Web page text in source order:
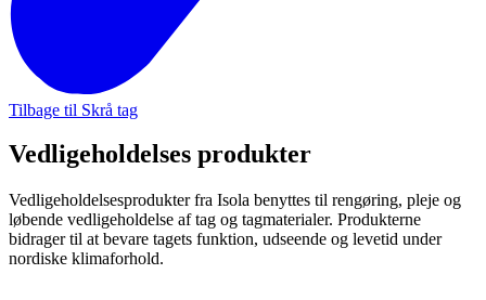
Tilbage til Skrå tag
Vedligeholdelses produkter
Vedligeholdelsesprodukter fra Isola benyttes til rengøring, pleje og
løbende vedligeholdelse af tag og tagmaterialer. Produkterne
bidrager til at bevare tagets funktion, udseende og levetid under
nordiske klimaforhold.